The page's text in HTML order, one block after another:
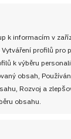
k informacím v
profilů pro
k výběru
obsah,
Rozvoj a
obsahu.